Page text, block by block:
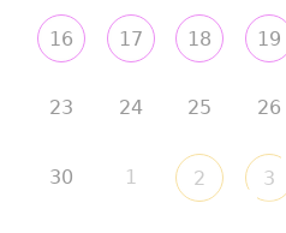
16 17 18 19
23 24 25 26
30 1 2 3